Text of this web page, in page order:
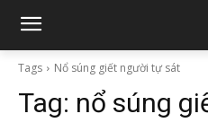
Tags Nổ súng giết người tự sát
Tag: nổ súng